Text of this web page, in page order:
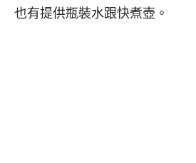
也有提供瓶裝水跟快煮壺。